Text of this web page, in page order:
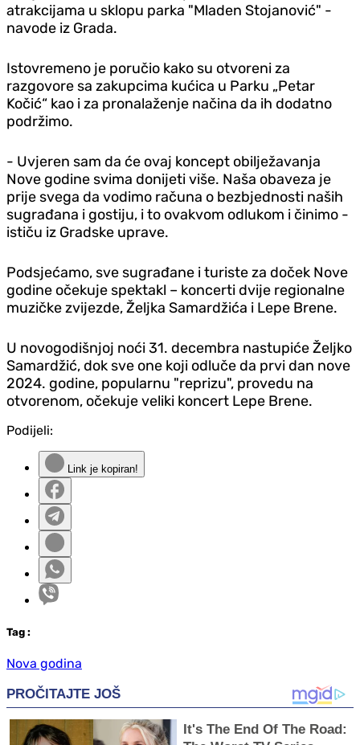
atrakcijama u sklopu parka "Mladen Stojanović" -
navode iz Grada.
Istovremeno je poručio kako su otvoreni za
razgovore sa zakupcima kućica u Parku „Petar
Kočić“ kao i za pronalaženje načina da ih dodatno
podržimo.
- Uvjeren sam da će ovaj koncept obilježavanja
Nove godine svima donijeti više. Naša obaveza je
prije svega da vodimo računa o bezbjednosti naših
sugrađana i gostiju, i to ovakvom odlukom i činimo -
ističu iz Gradske uprave.
Podsjećamo, sve sugrađane i turiste za doček Nove
godine očekuje spektakl – koncerti dvije regionalne
muzičke zvijezde, Željka Samardžića i Lepe Brene.
U novogodišnjoj noći 31. decembra nastupiće Željko
Samardžić, dok sve one koji odluče da prvi dan nove
2024. godine, popularnu "reprizu", provedu na
otvorenom, očekuje veliki koncert Lepe Brene.
Podijeli:
Link je kopiran!
Tag :
Nova godina